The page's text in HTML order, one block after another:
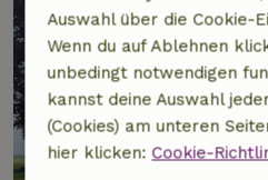
Auswahl über die Cookie-
Wenn du auf Ablehnen
unbedingt notwendigen
kannst deine Auswahl
(Cookies) am unteren
hier klicken: Cookie-